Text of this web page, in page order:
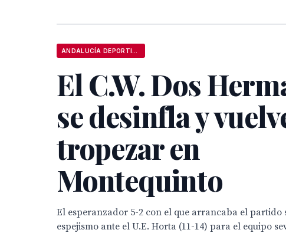
El C.W. Dos
se desinfla y
tropezar en
Montequinto
El esperanzador 5-2 con el que arrancaba el partido
espejismo ante el U.E. Horta (11-14) para el equipo